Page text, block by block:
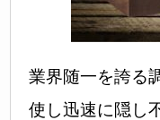
業界随一を誇る
使し迅速に隠し